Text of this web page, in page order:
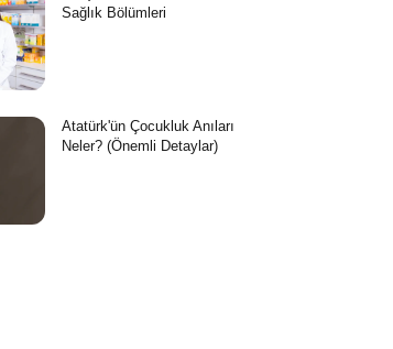
Sağlık Bölümleri
Atatürk'ün Çocukluk Anıları
Neler? (Önemli Detaylar)